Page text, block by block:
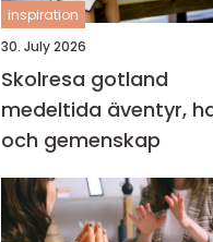
inspiration
30. July 2026
Skolresa gotland
medeltida äventyr,
och gemenskap